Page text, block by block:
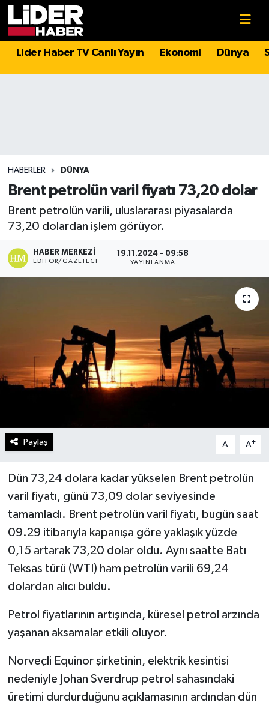
Lider Haber TV Canlı Yayın Ekonomi Dünya
HABERLER DÜNYA
Brent petrolün varil fiyatı 73,20 dolar
Brent petrolün varili, uluslararası piyasalarda
73,20 dolardan işlem görüyor.
HABER MERKEZI
EDITÖR/GAZETECI
19.11.2024 - 09:58
YAYINLANMA
Paylaş A- A+
Dün 73,24 dolara kadar yükselen Brent petrolün
varil fiyatı, günü 73,09 dolar seviyesinde
tamamladı. Brent petrolün varil fiyatı, bugün saat
09.29 itibarıyla kapanışa göre yaklaşık yüzde
0,15 artarak 73,20 dolar oldu. Aynı saatte Batı
Teksas türü (WTI) ham petrolün varili 69,24
dolardan alıcı buldu.
Petrol fiyatlarının artışında, küresel petrol arzında
yaşanan aksamalar etkili oluyor.
Norveçli Equinor şirketinin, elektrik kesintisi
nedeniyle Johan Sverdrup petrol sahasındaki
üretimi durdurduğunu açıklamasının ardından dün
Politika
Magazin
Spor
Sağlık
Teknoloji
Lider Haber TV Canlı Yayın izle
Hava Durumu
Süper Lig Puan Durumu ve Fikstür
Tüm Manşetler
Son Dakika Haberleri
Haber Arşivi